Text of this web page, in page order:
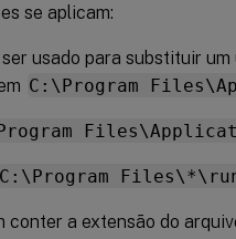
se aplicam:
usado para substituir
C:\Program
C:\Program
conter a extensão do